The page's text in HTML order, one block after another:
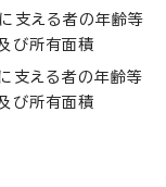
支える者の年齢等
び所有面積
支える者の年齢等
び所有面積